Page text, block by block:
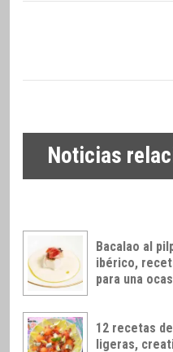
Noticias
Bacalao al
ibérico,
para una
12 recetas
ligeras,